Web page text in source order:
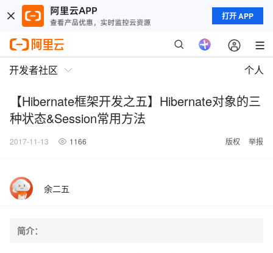
打开 APP
开发者社区 个人
【Hibernate框架开发之五】Hibernate对象的三
种状态&Session常用方法
2017-11-13 1166 版权 举报
余二五
简介：